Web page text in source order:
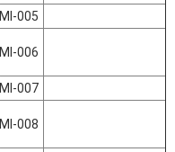
MI-005
MI-006
MI-007
MI-008